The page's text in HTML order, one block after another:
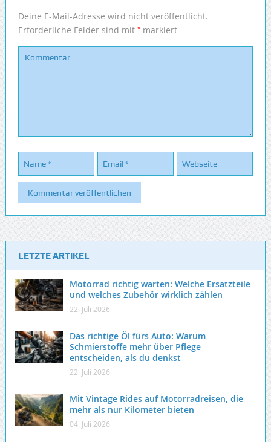
Deine E-Mail-Adresse wird nicht veröffentlicht.
Erforderliche Felder sind mit *markiert
LETZTE ARTIKEL
Motorrad richtig warten: Welche Ersatzteile
und welches Zubehör wirklich zählen
22. Juli 2026
Das richtige Öl fürs Auto: Warum
Schmierstoffe mehr über Pflege
entscheiden, als du denkst
22. Juli 2026
Mit Vintage Rides auf Motorradreisen, die
mehr als nur Kilometer bieten
04. Juli 2026